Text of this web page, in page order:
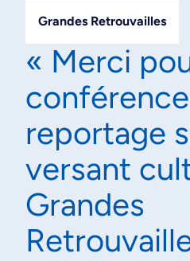
Grandes Retrouvailles
« Merci
reportage
versant
Grandes